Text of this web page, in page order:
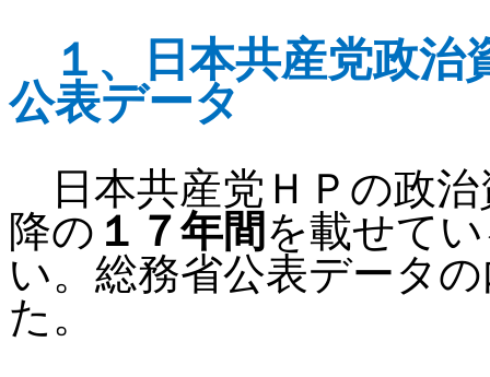
１、
日本共産党政治
公表データ
日本共産党ＨＰの政治
降の １７年間 を載せて
い。総務省公表データ
た。